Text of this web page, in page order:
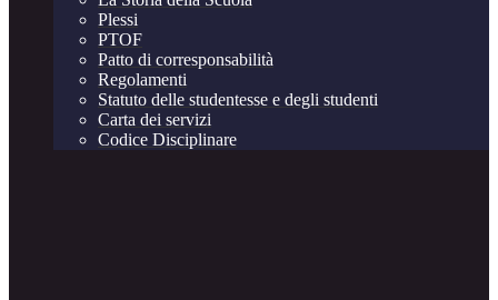
Plessi
PTOF
Patto di corresponsabilità
Regolamenti
Statuto delle studentesse e degli studenti
Carta dei servizi
Codice Disciplinare